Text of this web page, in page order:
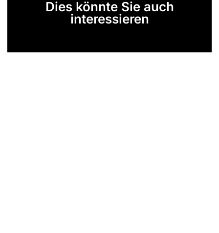
Dies könnte Sie auch
interessieren